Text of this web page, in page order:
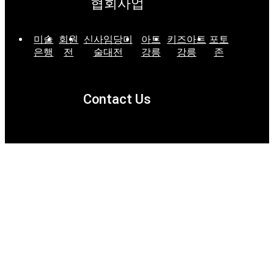
협회사업
미술
은행
회원
전
신사임당미
술대전
아트
강릉
키즈아트
강릉
포토
존
Contact Us